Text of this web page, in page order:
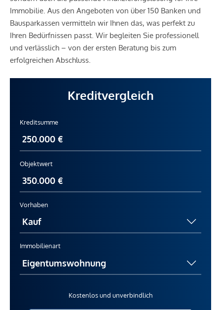
Immobilie. Aus den Angeboten von über 150 Banken und
Bausparkassen vermitteln wir Ihnen das, was perfekt zu
Ihren Bedürfnissen passt. Wir begleiten Sie professionell
und verlässlich – von der ersten Beratung bis zum
erfolgreichen Abschluss.
Kreditvergleich
Kreditsumme
Objektwert
Vorhaben
Immobilienart
Kostenlos und unverbindlich